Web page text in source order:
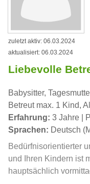
zuletzt aktiv: 06.03.2024
aktualisiert: 06.03.2024
Liebevolle
Babysitter,
Betreut max. 1 Kind,
Erfahrung: 3 Jahre |
Sprachen: Deutsch
Bedürfnisorientierter
und Ihren Kindern ist
hauptsächlich